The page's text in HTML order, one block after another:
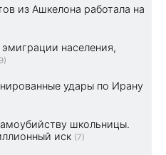
из Ашкелона работала на
населения,
удары по Ирану
школьницы.
иск (7)